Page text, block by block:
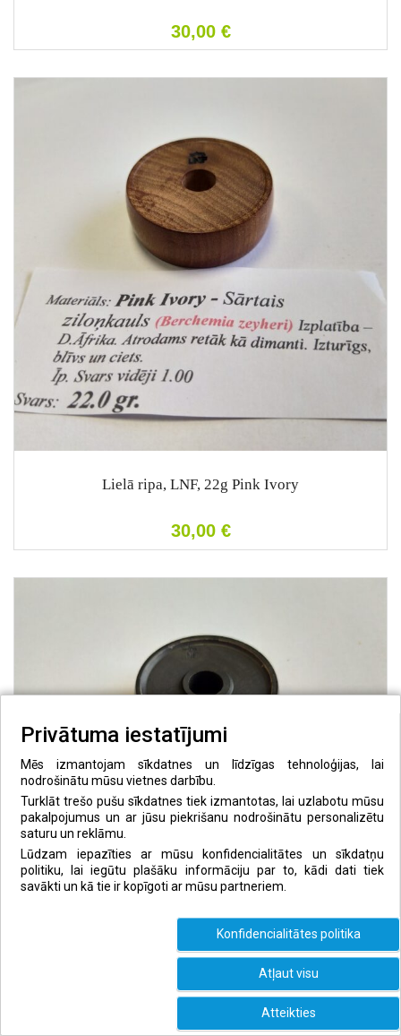
30,00 €
Lielā ripa, LNF, 22g Pink Ivory
30,00 €
Lielā ripa, LNF, 22g, African Ebony
30,00€
Privātuma iestatījumi
Mēs izmantojam sīkdatnes un līdzīgas tehnoloģijas, lai
nodrošinātu mūsu vietnes darbību.
Turklāt trešo pušu sīkdatnes tiek izmantotas, lai uzlabotu mūsu
pakalpojumus un ar jūsu piekrišanu nodrošinātu personalizētu
saturu un reklāmu.
Lūdzam iepazīties ar mūsu konfidencialitātes un sīkdatņu
politiku, lai iegūtu plašāku informāciju par to, kādi dati tiek
savākti un kā tie ir kopīgoti ar mūsu partneriem.
Konfidencialitātes politika
Atļaut visu
Atteikties